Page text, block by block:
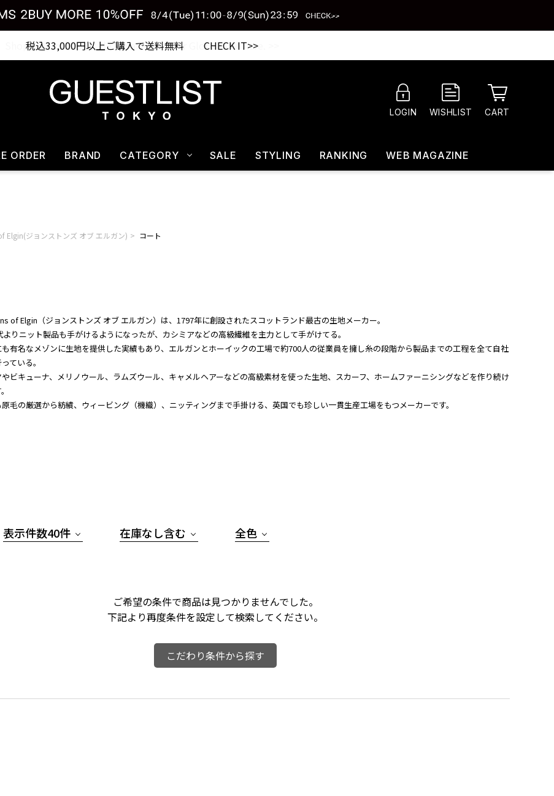
税込33,000円以上ご購入で送料無料 CHECK IT>>
Shopping from outside Japan? Visit our Global Site here. >>
LOGIN WISHLIST CART
ORDER BRAND CATEGORY SALE STYLING RANKING WEB MAGAZINE
Elgin(ジョンストンズ オブ エルガン) コート
of Elgin（ジョンストンズ オブ エルガン）は、1797年に創設されたスコットランド最古の生地メーカー。
よりニット製品も手がけるようになったが、カシミアなどの高級繊維を主力として手がけてる。
有名なメゾンに生地を提供した実績もあり、エルガンとホーイックの工場で約700人の従業員を擁し糸の段階から製品までの工程を全て自社
ている。
ビキューナ、メリノウール、ラムズウール、キャメルヘアーなどの高級素材を使った生地、スカーフ、ホームファーニシングなどを作り続け
毛の厳選から紡績、ウィービング（機織）、ニッティングまで手掛ける、英国でも珍しい一貫生産工場をもつメーカーです。
表示件数40件 在庫なし含む 全色
ご希望の条件で商品は見つかりませんでした。
下記より再度条件を設定して検索してください。
こだわり条件から探す